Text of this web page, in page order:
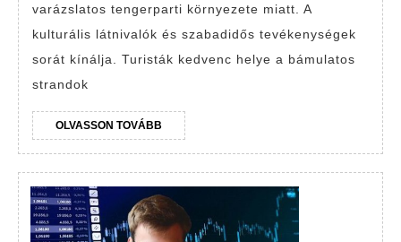
varázslatos tengerparti környezete miatt. A
kulturális látnivalók és szabadidős tevékenységek
sorát kínálja. Turisták kedvenc helye a bámulatos
strandok
OLVASSON TOVÁBB OLVASSON
TOVÁBB